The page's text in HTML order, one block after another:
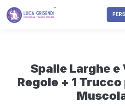
Spalle Larghe e
Regole + 1